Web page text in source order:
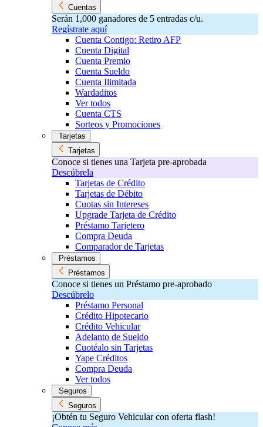
Cuentas
Serán 1,000 ganadores de 5 entradas c/u.
Regístrate aquí
Cuenta Contigo: Retiro AFP
Cuenta Digital
Cuenta Premio
Cuenta Sueldo
Cuenta Ilimitada
Wardaditos
Ver todos
Cuenta CTS
Sorteos y Promociones
Tarjetas
Tarjetas
Conoce si tienes una Tarjeta pre-aprobada
Descúbrela
Tarjetas de Crédito
Tarjetas de Débito
Cuotas sin Intereses
Upgrade Tarjeta de Crédito
Préstamo Tarjetero
Compra Deuda
Comparador de Tarjetas
Préstamos
Préstamos
Conoce si tienes un Préstamo pre-aprobado
Descúbrelo
Préstamo Personal
Crédito Hipotecario
Crédito Vehicular
Adelanto de Sueldo
Cuotéalo sin Tarjetas
Yape Créditos
Compra Deuda
Ver todos
Seguros
Seguros
¡Obtén tu Seguro Vehicular con oferta flash!